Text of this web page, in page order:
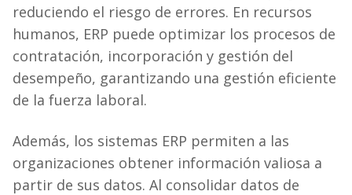
reduciendo el riesgo de errores. En recursos
humanos, ERP puede optimizar los procesos de
contratación, incorporación y gestión del
desempeño, garantizando una gestión eficiente
de la fuerza laboral.
Además, los sistemas ERP permiten a las
organizaciones obtener información valiosa a
partir de sus datos. Al consolidar datos de